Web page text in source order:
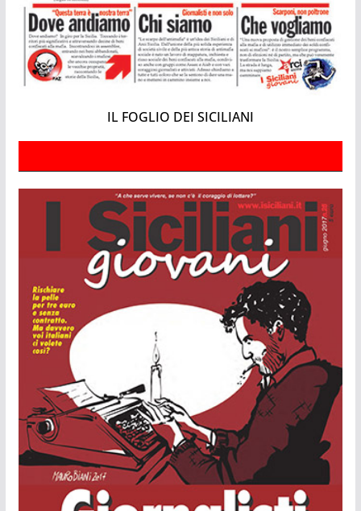
IL FOGLIO DEI SICILIANI